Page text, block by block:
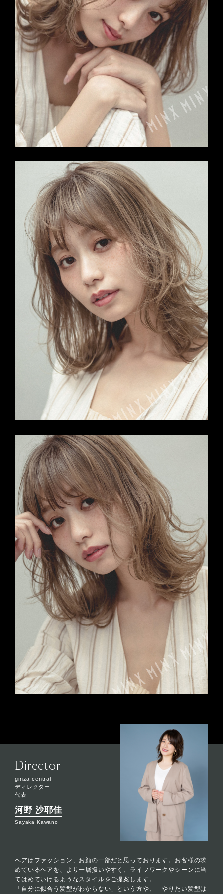
Director
ginza central
ディレクター
代表
河野 沙耶佳
Sayaka Kawano
ヘアはファッション、お顔の一部だと思っております。お客様の求
めているヘアを、より一層扱いやすく、ライフワークやシーンに当
てはめていけるようなスタイルをご提案します。
「自分に似合う髪型がわからない」という方や、「やりたい髪型は